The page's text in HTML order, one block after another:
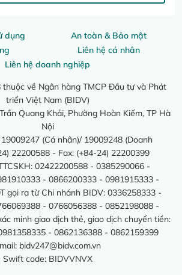
dụng
An toàn & Bảo mật
Liên hệ cá nhân
Liên hệ doanh nghiệp
về Ngân hàng TMCP Đầu tư và Phát
triển Việt Nam (BIDV)
Quang Khải, Phường Hoàn Kiếm, TP Hà
Nội
(Cá nhân)/ 19009248 (Doanh
22200588 - Fax: (+84-24) 22200399
02422200588 - 0385290066 -
- 0866200333 - 0981915333 -
gọi ra từ Chi nhánh BIDV: 0336258333 -
- 0766056388 - 0852198088 -
minh giao dịch thẻ, giao dịch chuyển tiền:
- 0862136388 - 0862159399
bidv247@bidv.com.vn
Swift code: BIDVVNVX